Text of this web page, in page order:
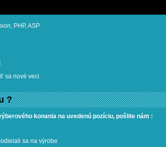
PHP, ASP
sa nové veci
?
konania na uvedenú pozíciu, pošlite nám :
sa na výrobe